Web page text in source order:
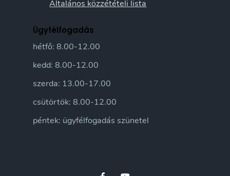
Általános közzétételi lista
Ügyfélfogadás
hétfő: 8.00-12.00
kedd: 8.00-12.00
szerda: 13.00-17.00
csütörtök: 8.00-12.00
péntek: ügyfélfogadás szünetel